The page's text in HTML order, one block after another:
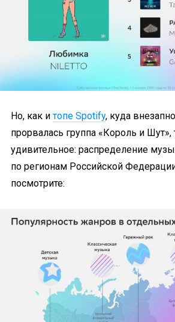
Но, как итопе Spotify, куда
прорвалась группа «Король и Шут»,
удивительное: распределение
по регионам Российской
посмотрите: